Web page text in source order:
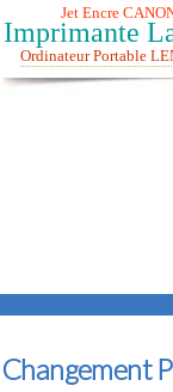
Jet Encre
Imprimante
Ordinateur Portable
Changement